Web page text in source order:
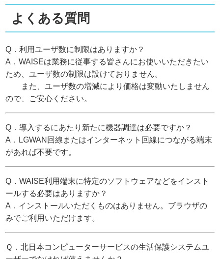
よくある質問
Q．利用ユーザ数に制限はありますか？
A．WAISEは業務に従事する皆さんにお使いいただきたい
ため、ユーザ数の制限は設けておりません。
また、ユーザ数の増減により価格は変動いたしません
ので、ご安心ください。
Q．導入するにあたり新たに機器調達は必要ですか？
A．LGWAN回線またはインターネット回線につながる端末
があれば不要です。
Q．WAISE利用端末に特定のソフトウェアなどをインスト
ールする必要はありますか？
A．インストールいただくものはありません。ブラウザの
みでご利用いただけます。
Ｑ．北日本コンピューターサービスの生活保護システムユ